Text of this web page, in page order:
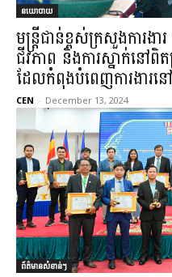
នយោបាយ
មន្រ្តីជាន់ខ្ពស់ក្រសួងការង
ជីវភាព និងការស្នាក់នៅ
ដែលកំពុងបំពេញការងារ
CEN - December 13, 2024
ព័ត៌មានសំខាន់ៗ